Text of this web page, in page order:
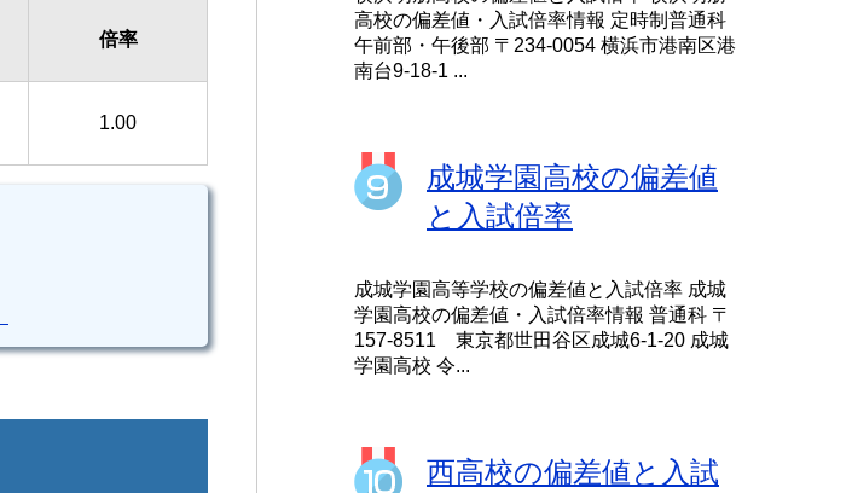
倍率
1.00
高校の偏差値・入試倍率情報 定時制普通科
午前部・午後部 〒234-0054 横浜市港南区港
南台9-18-1 ...
成城学園高校の偏差値
と入試倍率
成城学園高等学校の偏差値と入試倍率 成城
学園高校の偏差値・入試倍率情報 普通科 〒
157-8511 東京都世田谷区成城6-1-20 成城
学園高校 令...
西高校の偏差値と入試